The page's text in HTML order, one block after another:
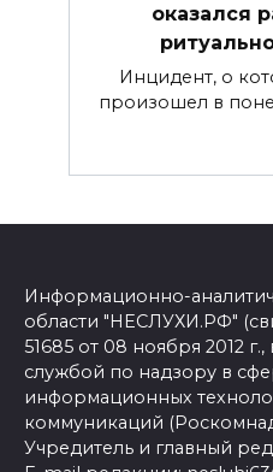
оказался
Инцидент, о
произошел в
Информационно-
области "НЕСЛУХИ.РФ"
51685 от 08 ноября 2012
службой по надзору в
информационных
коммуникаций
Учредитель и главный